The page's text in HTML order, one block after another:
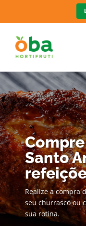
Santo
Realize a compra
seu churrasco ou
sua rotina.